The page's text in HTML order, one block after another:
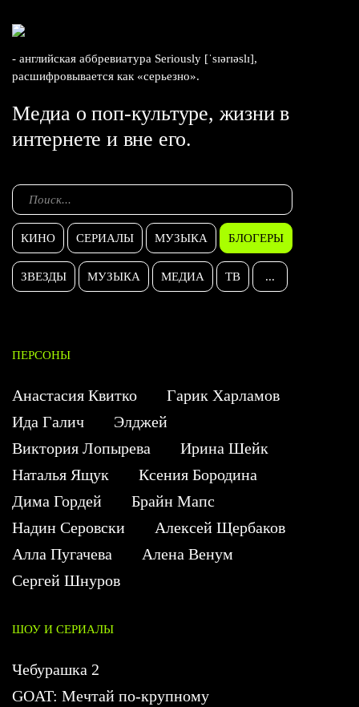
- английская аббревиатура Seriously [ˈsɪərɪəslɪ],
расшифровывается как «серьезно».
Медиа о поп-культуре, жизни в
интернете и вне его.
КИНО СЕРИАЛЫ МУЗЫКА БЛОГЕРЫ
ЗВЕЗДЫ МУЗЫКА МЕДИА ТВ ...
ПЕРСОНЫ
Анастасия Квитко
Гарик Харламов
Ида Галич
Элджей
Виктория Лопырева
Ирина Шейк
Наталья Ящук
Ксения Бородина
Дима Гордей
Брайн Мапс
Надин Серовски
Алексей Щербаков
Алла Пугачева
Алена Венум
Сергей Шнуров
ШОУ И СЕРИАЛЫ
Чебурашка 2
GOAT: Мечтай по-крупному